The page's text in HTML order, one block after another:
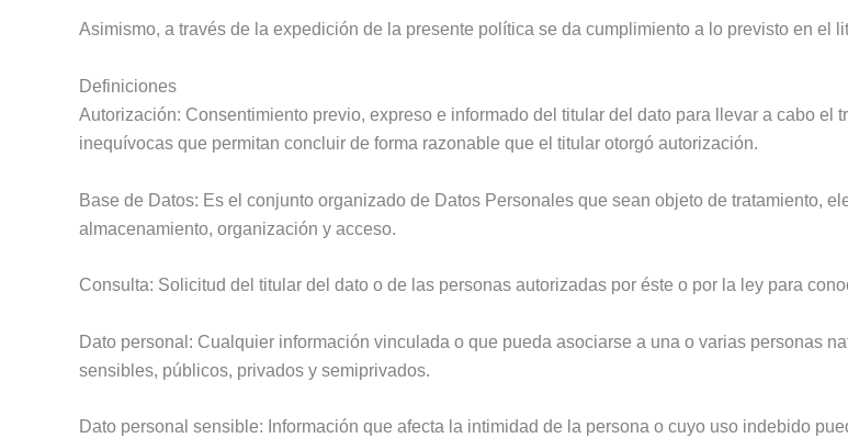
Asimismo, a través de la expedición de la presente política se da cumplimiento a lo previsto en el
Definiciones
Autorización: Consentimiento previo, expreso e informado del titular del dato para llevar a cabo el
inequívocas que permitan concluir de forma razonable que el titular otorgó autorización.
Base de Datos: Es el conjunto organizado de Datos Personales que sean objeto de tratamiento,
almacenamiento, organización y acceso.
Consulta: Solicitud del titular del dato o de las personas autorizadas por éste o por la ley para
Dato personal: Cualquier información vinculada o que pueda asociarse a una o varias personas
sensibles, públicos, privados y semiprivados.
Dato personal sensible: Información que afecta la intimidad de la persona o cuyo uso indebido